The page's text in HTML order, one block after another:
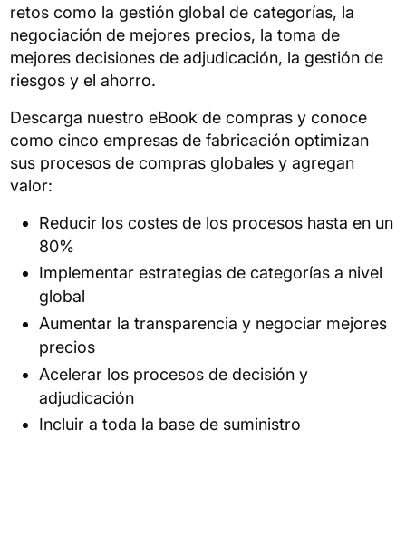
retos como la gestión global de categorías, la
negociación de mejores precios, la toma de
mejores decisiones de adjudicación, la gestión de
riesgos y el ahorro.
Descarga nuestro eBook de compras y conoce
como cinco empresas de fabricación optimizan
sus procesos de compras globales y agregan
valor:
Reducir los costes de los procesos hasta en un
80%
Implementar estrategias de categorías a nivel
global
Aumentar la transparencia y negociar mejores
precios
Acelerar los procesos de decisión y
adjudicación
Incluir a toda la base de suministro